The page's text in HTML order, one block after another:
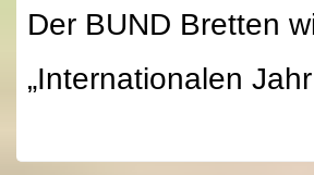
Der BUND Bretten
„Internationalen